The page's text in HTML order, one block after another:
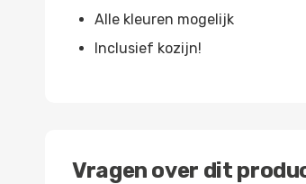
Alle kleuren mogelijk
Inclusief kozijn!
Vragen over dit